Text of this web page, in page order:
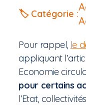
🏷️ Catégorie :
Pour rappel, le
appliquant
Economie
pour certains
l’Etat,